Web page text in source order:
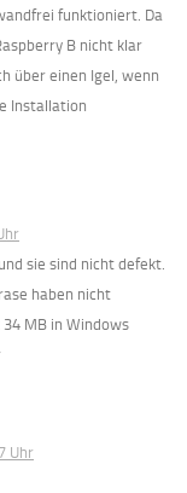
funktioniert. Da
B nicht klar
über einen Igel, wenn
Installation
sie sind nicht defekt.
haben nicht
MB in Windows
Uhr